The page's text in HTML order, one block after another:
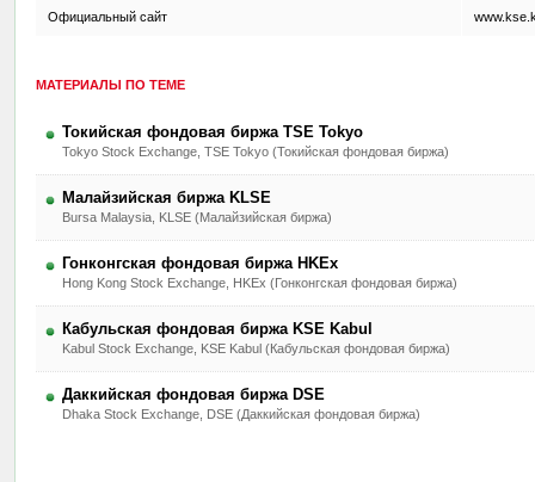
Официальный сайт
МАТЕРИАЛЫ ПО ТЕМЕ
Токийская фондовая биржа TSE Tokyo
Tokyo Stock Exchange, TSE Tokyo (Токийская фондовая биржа)
Малайзийская биржа KLSE
Bursa Malaysia, KLSE (Малайзийская биржа)
Гонконгская фондовая биржа HKEx
Hong Kong Stock Exchange, HKEx (Гонконгская фондовая биржа)
Кабульская фондовая биржа KSE Kabul
Kabul Stock Exchange, KSE Kabul (Кабульская фондовая биржа)
Даккийская фондовая биржа DSE
Dhaka Stock Exchange, DSE (Даккийская фондовая биржа)